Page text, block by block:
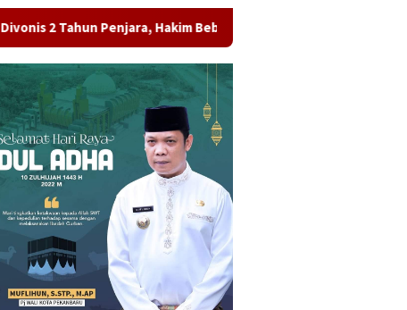
Penjara, Hakim Bebankan Uang Pengganti Rp1,45 Miliar